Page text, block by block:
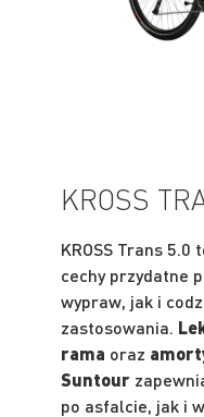
KROSS
KROSS Trans
cechy przydatne
wypraw, jak i
zastosowania.
rama oraz
Suntour
po asfalcie, jak i